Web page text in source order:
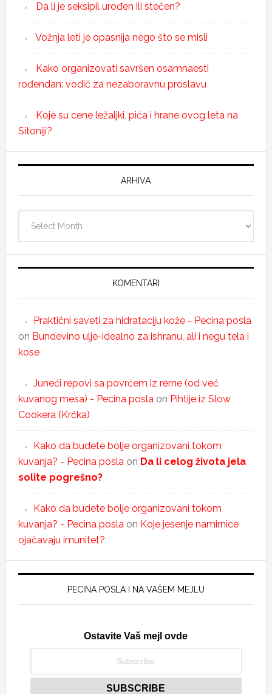
Da li je seksipil urođen ili stečen?
Vožnja leti je opasnija nego što se misli
Kako organizovati savršen osamnaesti
rođendan: vodič za nezaboravnu proslavu
Koje su cene ležaljki, pića i hrane ovog leta na
Sitoniji?
ARHIVA
KOMENTARI
Praktični saveti za hidrataciju kože - Pecina posla
on Bundevino ulje-idealno za ishranu, ali i negu tela i
kose
Juneći repovi sa povrćem iz rerne (od već
kuvanog mesa) - Pecina poslaon Pihtije iz Slow
Cookera (Krčka)
Kako da budete bolje organizovani tokom
kuvanja? - Pecina poslaon Da li celog života jela
solite pogrešno?
Kako da budete bolje organizovani tokom
kuvanja? - Pecina poslaon Koje jesenje namirnice
ojačavaju imunitet?
PECINA POSLA I NA VAŠEM MEJLU
Ostavite Vaš mejl ovde